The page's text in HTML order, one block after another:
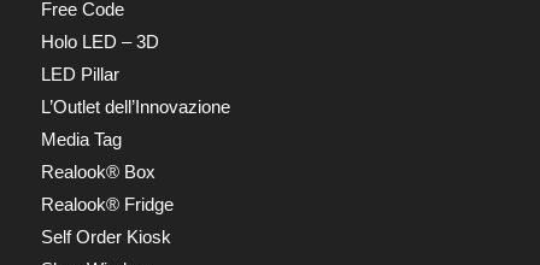
Free Code
Holo LED – 3D
LED Pillar
L’Outlet dell’Innovazione
Media Tag
Realook® Box
Realook® Fridge
Self Order Kiosk